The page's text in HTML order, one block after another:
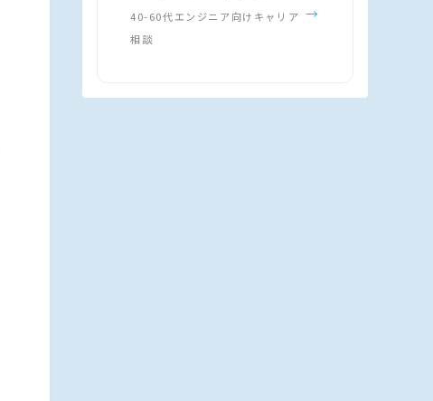
40-60代エンジニア向けキャリア
相談
→